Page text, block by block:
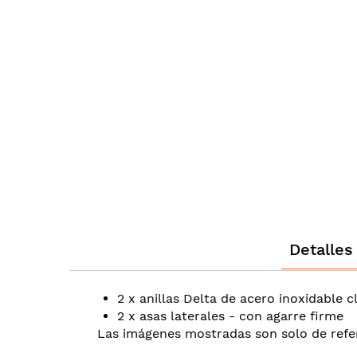
Detalles
2 x anillas Delta de acero inoxidable
2 x asas laterales - con agarre firme
Las imágenes mostradas son solo de